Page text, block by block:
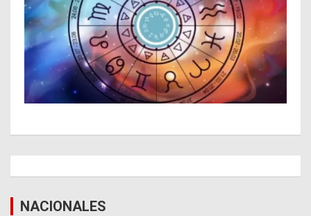
NACIONALES